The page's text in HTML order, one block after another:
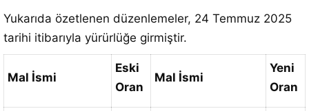
Yukarıda özetlenen düzenlemeler, 24 Temmuz 2025
tarihi itibarıyla yürürlüğe girmiştir.
Mal İsmi
Eski
Oran
Mal İsmi
Yeni
Oran